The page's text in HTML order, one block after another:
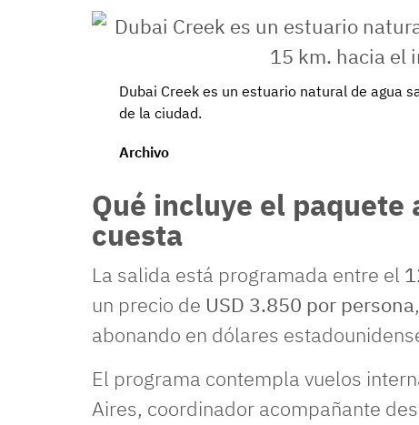
Dubai Creek es un estuario natural de agua
de la ciudad.
Archivo
Qué incluye el paquete
cuesta
La salida está programada entre el
un precio de USD 3.850 por persona
abonando en dólares
El programa contempla vuelos
Aires, coordinador acompañante